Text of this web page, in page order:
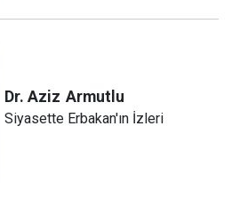
Dr. Aziz Armutlu
Siyasette Erbakan'ın İzleri